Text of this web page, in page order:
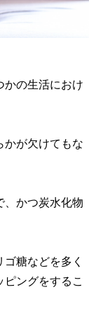
かの生活におけ
かが欠けてもな
、かつ炭水化物
糖などを多く
ングをするこ